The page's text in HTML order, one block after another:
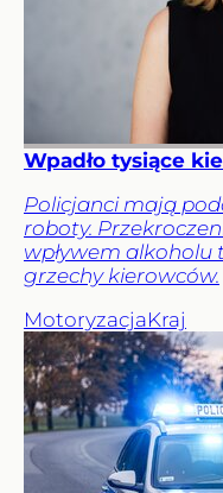
Wpadło tysiące
Policjanci mają
roboty.
wpływem alkoholu
grzechy kierowców.
MotoryzacjaKraj